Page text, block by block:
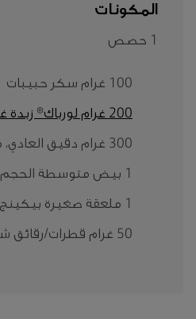
المكونات
1 حصص
100 غرام سكر حبيبات
200 غرام لورباك® زبدة غير مملحة
300 غرام دقيق العادي، منخول
1 بيض متوسطة الحجم
1 ملعقة صغيرة بيكينج باودر
50 غرام قطرات/رقائق شكولاتة